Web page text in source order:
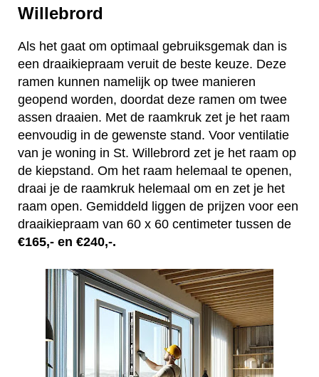
Willebrord
Als het gaat om optimaal gebruiksgemak dan is
een draaikiepraam veruit de beste keuze. Deze
ramen kunnen namelijk op twee manieren
geopend worden, doordat deze ramen om twee
assen draaien. Met de raamkruk zet je het raam
eenvoudig in de gewenste stand. Voor ventilatie
van je woning in St. Willebrord zet je het raam op
de kiepstand. Om het raam helemaal te openen,
draai je de raamkruk helemaal om en zet je het
raam open. Gemiddeld liggen de prijzen voor een
draaikiepraam van 60 x 60 centimeter tussen de
€165,- en €240,-.